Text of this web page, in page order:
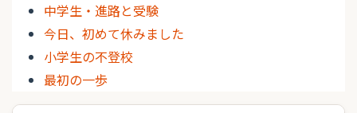
中学生・進路と受験
今日、初めて休みました
小学生の不登校
最初の一歩